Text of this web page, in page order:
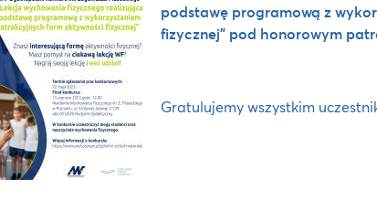
podstawę programową z
fizycznej” pod honorowym
Gratulujemy wszystkim